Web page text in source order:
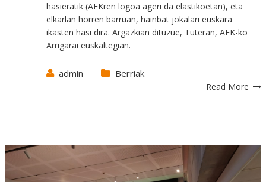
hasieratik (AEKren logoa ageri da elastikoetan), eta
elkarlan horren barruan, hainbat jokalari euskara
ikasten hasi dira. Argazkian dituzue, Tuteran, AEK-ko
Arrigarai euskaltegian.
admin Berriak
Read More